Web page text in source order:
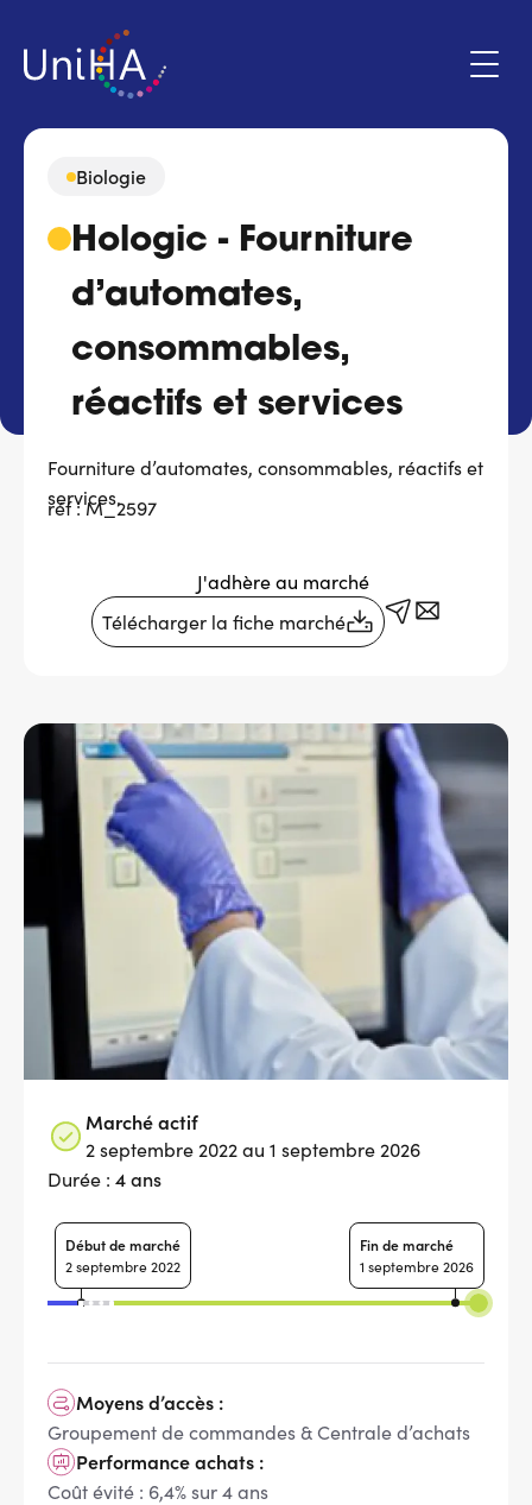
contenu
Menu
du
compte
l'utilisateur
Espace adhérent
Programmes d'action
Actualités & évènements
Services adhérents
Recrutement
Espace presse
Aide & contact
Biologie
Hologic - Fourniture
d’automates,
consommables,
réactifs et services
Fourniture d’automates, consommables, réactifs et
services.
réf : M_2597
J'adhère au marché
Télécharger la fiche marché
Message
d'état
Marché actif
2 septembre 2022 au 1 septembre 2026
Durée : 4 ans
Début de marché
2 septembre 2022
Fin de marché
1 septembre 2026
Moyens d’accès :
Groupement de commandes & Centrale d’achats
Performance achats :
Coût évité : 6,4% sur 4 ans